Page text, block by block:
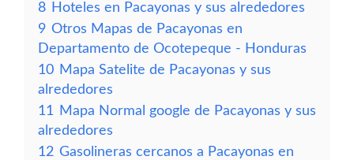
8 Hoteles en Pacayonas y sus alrededores
9 Otros Mapas de Pacayonas en
Departamento de Ocotepeque - Honduras
10 Mapa Satelite de Pacayonas y sus
alrededores
11
Mapa Normal google de Pacayonas y sus
alrededores
12 Gasolineras cercanos a Pacayonas en